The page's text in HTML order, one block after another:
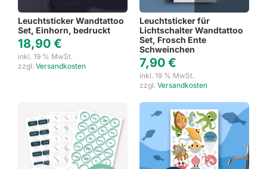
Leuchtsticker Wandtattoo
Set, Einhorn, bedruckt
18,90 €
inkl. 19 % MwSt.
zzgl. Versandkosten
Leuchtsticker für
Lichtschalter Wandtattoo
Set, Frosch Ente
Schweinchen
7,90 €
inkl. 19 % MwSt.
zzgl. Versandkosten